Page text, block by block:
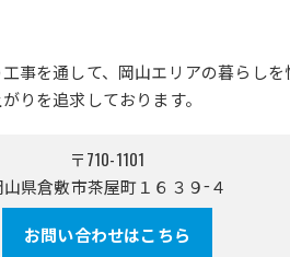
事を通して、岡山エリアの暮らし
りを追求しております。
〒710-1101
山県倉敷市茶屋町１６３９−４
お問い合わせはこちら